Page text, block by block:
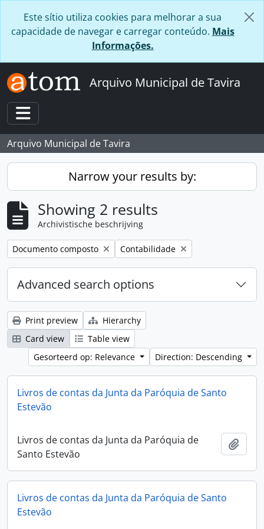
Este sítio utiliza cookies para melhorar a sua
capacidade de navegar e carregar conteúdo. Mais
Informações.
Arquivo Municipal de Tavira
Toggle navigation
Arquivo Municipal de Tavira
Narrow your results by:
Showing 2 results
Archivistische beschrijving
Remove filter:
Documento composto Remove filter:
Contabilidade
Advanced search options
Print preview
Hierarchy
Card view
Table view
Gesorteerd op: Relevance
Direction: Descending
Livros de contas da Junta da Paróquia de Santo
Estevão
Livros de contas da Junta da Paróquia de
Santo Estevão
Livros de contas da Junta da Paróquia de Santo
Estevão